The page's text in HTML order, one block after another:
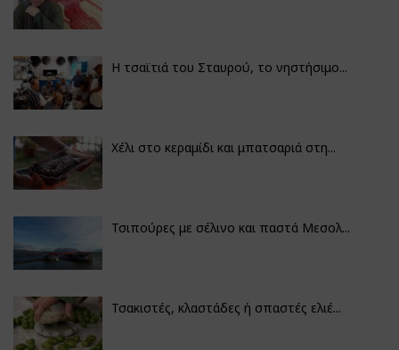
Η τσαϊτιά του Σταυρού, το νηστήσιμο...
Χέλι στο κεραμίδι και μπατσαριά στη...
Τσιπούρες με σέλινο και παστά Μεσολ...
Τσακιστές, κλαστάδες ή σπαστές ελιέ...